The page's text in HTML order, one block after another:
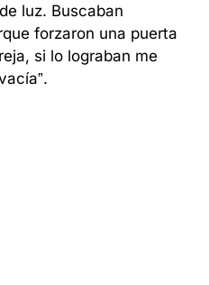
luz. Buscaban
forzaron una puerta
si lo lograban me